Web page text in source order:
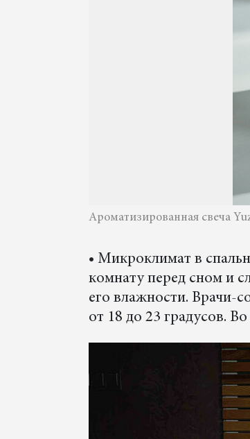
Ароматизированная свеча
• Микроклимат в
комнату перед сном и
его влажности. Врачи-
от 18 до 23 градусов.